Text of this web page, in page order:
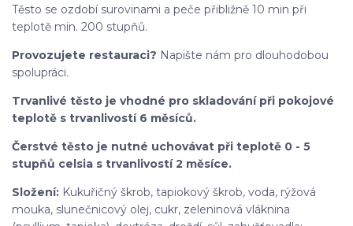
Těsto se ozdobí surovinami a peče přibližně 10 min při
teplotě min. 200 stupňů.
Provozujete restauraci? Napište nám pro dlouhodobou
spolupráci.
Trvanlivé těsto je vhodné pro skladování při pokojové
teplotě s trvanlivostí 6 měsíců.
Čerstvé těsto je nutné uchovávat při teplotě 0 - 5
stupňů celsia s trvanlivostí 2 měsíce.
Složení: Kukuřičný škrob, tapiokový škrob, voda, rýžová
mouka, slunečnicový olej, cukr, zeleninová vláknina